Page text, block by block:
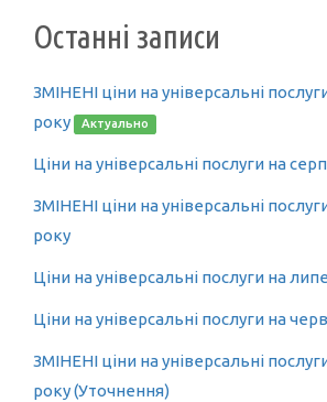
Останні записи
ЗМІНЕНІ ціни на універсальні
року
Актуально
Ціни на універсальні послуги на
ЗМІНЕНІ ціни на універсальні
року
Ціни на універсальні послуги на
Ціни на універсальні послуги на
ЗМІНЕНІ ціни на універсальні
року (Уточнення)